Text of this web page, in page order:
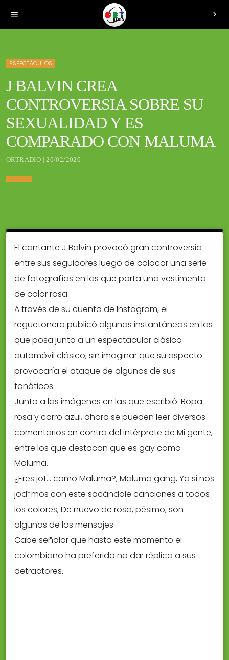
menu chevron_right
ESPECTÁCULOS
J BALVIN CREA
CONTROVERSIA SOBRE SU
SEXUALIDAD Y ES
COMPARADO CON MALUMA
ORTRADIO | 20/02/2020
El cantante J Balvin provocó gran controversia
entre sus seguidores luego de colocar una serie
de fotografías en las que porta una vestimenta
de color rosa.
A través de su cuenta de Instagram, el
reguetonero publicó algunas instantáneas en las
que posa junto a un espectacular clásico
automóvil clásico, sin imaginar que su aspecto
provocaría el ataque de algunos de sus
fanáticos.
Junto a las imágenes en las que escribió: Ropa
rosa y carro azul, ahora se pueden leer diversos
comentarios en contra del intérprete de Mi gente,
entre los que destacan que es gay como
Maluma.
¿Eres jot… como Maluma?, Maluma gang, Ya si nos
jod*mos con este sacándole canciones a todos
los colores, De nuevo de rosa, pésimo, son
algunos de los mensajes
Cabe señalar que hasta este momento el
colombiano ha preferido no dar réplica a sus
detractores.